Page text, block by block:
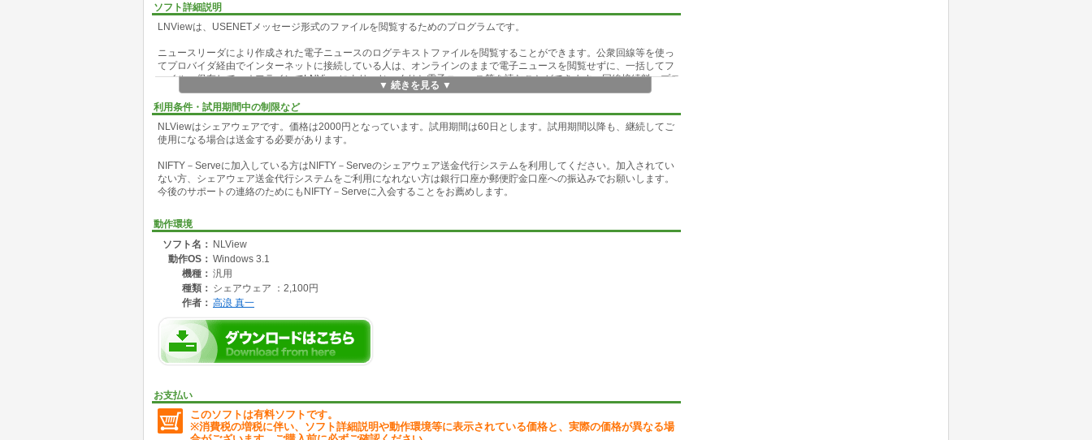
ソフト詳細説明
LNViewは、USENETメッセージ形式のファイルを閲覧するためのプログラムです。
ニュースリーダにより作成された電子ニュースのログテキストファイルを閲覧することができます。公衆回線等を使っ
てプロバイダ経由でインターネットに接続している人は、オンラインのままで電子ニュースを閲覧せずに、一括してフ
ァイルへ保存して、オフラインでLNViewにより、じっくりと電子ニュース等を読むことができます。回線接続料、プロ
バイダへの接続料金を節約することができます。また不必要な記事を削除してログを整理することができます。
機能
ニュースリーダで保存されたログテキストファイルを、日付順、スレッド別、著者
索機能があります。
▼ 続きを見る ▼
利用条件・試用期間中の制限など
NLViewはシェアウェアです。価格は2000円となっています。試用期間は60日とします。試用期間以降も、継続してご
使用になる場合は送金する必要があります。
NIFTY－Serveに加入している方はNIFTY－Serveのシェアウェア送金代行システムを利用してください。加入されてい
ない方、シェアウェア送金代行システムをご利用になれない方は銀行口座か郵便貯金口座への振込みでお願いします。
今後のサポートの連絡のためにもNIFTY－Serveに入会することをお薦めします。
動作環境
ソフト名： NLView
動作OS： Windows 3.1
機種： 汎用
種類： シェアウェア ：2,100円
作者： 高浪 真一
お支払い
このソフトは有料ソフトです。
※消費税の増税に伴い、ソフト詳細説明や動作環境等に表示されている価格と、実際の価格が異なる場